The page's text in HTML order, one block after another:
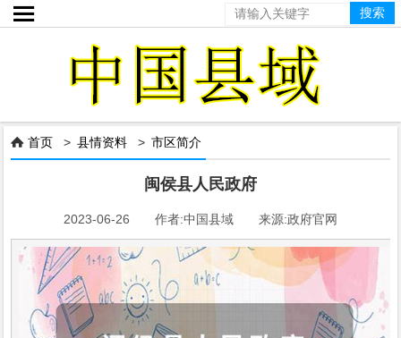

 首页 >县情资料 >市区简介
闽侯县人民政府
2023-06-26 作者:中国县域 来源:政府官网